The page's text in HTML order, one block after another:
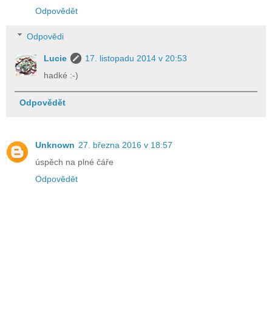
Odpovědět
Odpovědi
Lucie
17. listopadu 2014 v 20:53
hadké :-)
Odpovědět
Unknown 27. března 2016 v 18:57
úspěch na plné čáře
Odpovědět